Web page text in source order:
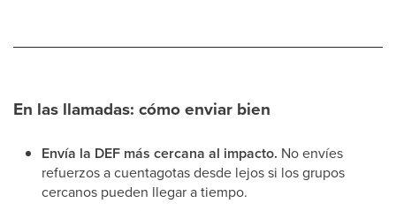
En las llamadas: cómo enviar bien
Envía la DEF más cercana al impacto. No envíes
refuerzos a cuentagotas desde lejos si los grupos
cercanos pueden llegar a tiempo.